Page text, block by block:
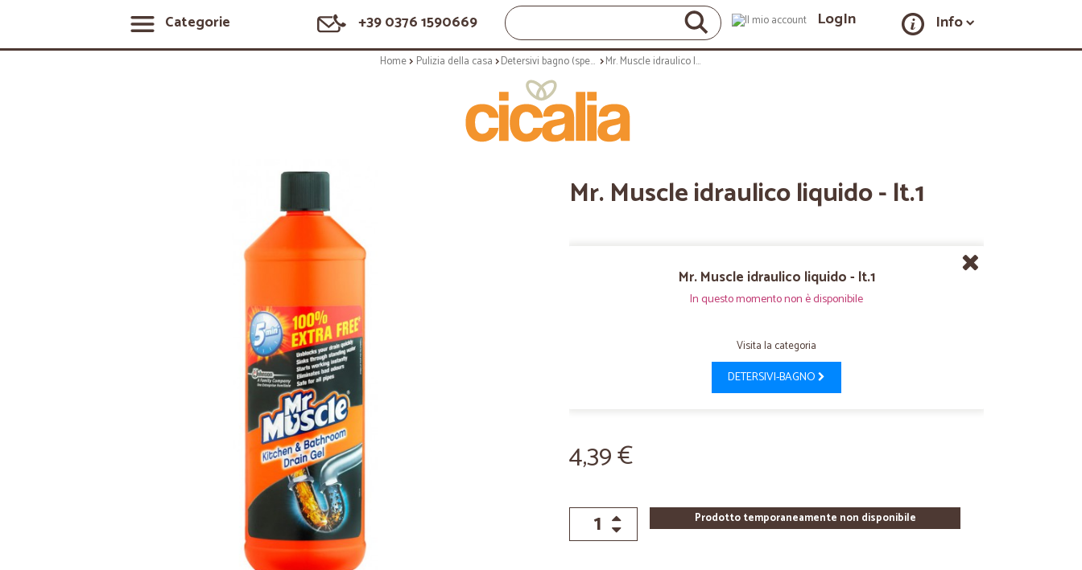
Categorie +39 0376 1590669 LogIn Info
Home Pulizia della casa Detersivi bagno (specifici) Mr. Muscle idraulico liquido - lt.1
Mr. Muscle idraulico liquido - lt.1
Mr. Muscle idraulico liquido - lt.1
In questo momento non è disponibile
Visita la categoria
DETERSIVI-BAGNO
4,39 €
Prodotto temporaneamente non disponibile